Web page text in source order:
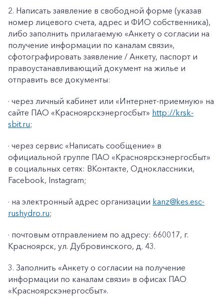
2. Написать заявление в свободной форме (указав
номер лицевого счета, адрес и ФИО собственника),
либо заполнить прилагаемую «Анкету о согласии на
получение информации по каналам связи»,
сфотографировать заявление / Анкету, паспорт и
правоустанавливающий документ на жилье и
отправить все документы:
· через личный кабинет или «Интернет-приемную» на
сайте ПАО «Красноярскэнергосбыт» http://krsk-
sbit.ru;
· через сервис «Написать сообщение» в
официальной группе ПАО «Красноярскэнергосбыт»
в социальных сетях: ВКонтакте, Одноклассники,
Facebook, Instagram;
· на электронный адрес организации kanz@kes.esc-
rushydro.ru;
· почтовым отправлением по адресу: 660017, г.
Красноярск, ул. Дубровинского, д. 43.
3. Заполнить «Анкету о согласии на получение
информации по каналам связи» в офисах ПАО
«Красноярскэнергосбыт».